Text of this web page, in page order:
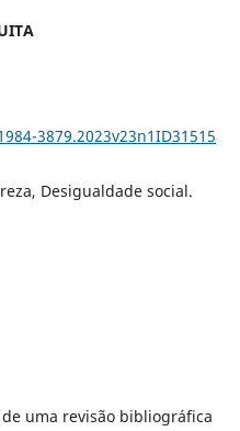
3879.2023v23n1ID31515
Desigualdade social.
uma revisão bibliográfica